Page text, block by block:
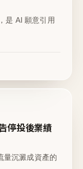
是 AI 願意引用
停投後業績
量沉澱成資產的